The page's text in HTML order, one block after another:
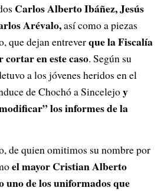
Carlos Alberto Ibáñez, Jesús
Arévalo,así como a piezas
que dejan entreverque la Fiscalía
en este caso. Según su
a los jóvenes heridos en el
de Chochó a Sincelejoy
los informes de la
de quien omitimos su nombre por
el mayor Cristian Alberto
de los uniformados que